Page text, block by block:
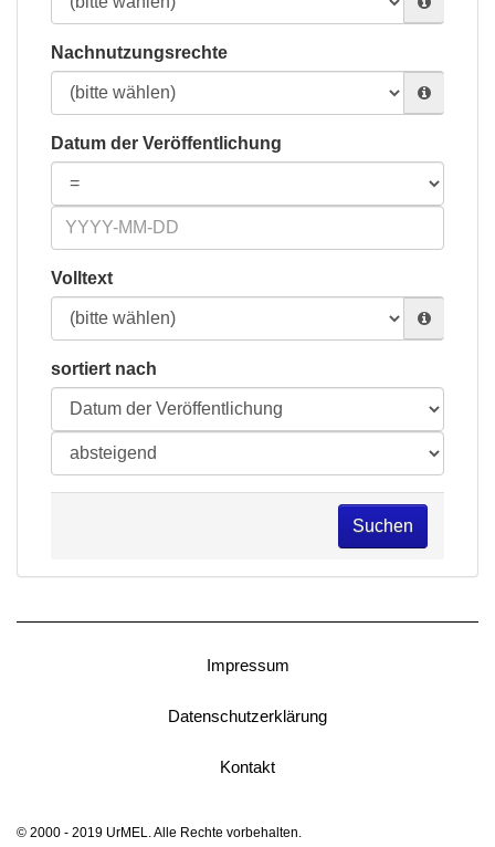
Nachnutzungsrechte
Datum der Veröffentlichung
Volltext
sortiert nach
Suchen
Impressum
Datenschutzerklärung
Kontakt
© 2000 - 2019 UrMEL. Alle Rechte vorbehalten.